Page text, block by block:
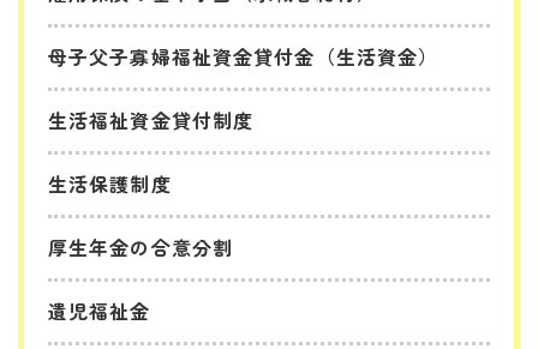
母子父子寡婦福祉資金貸付金（生活資金）
生活福祉資金貸付制度
生活保護制度
厚生年金の合意分割
遺児福祉金